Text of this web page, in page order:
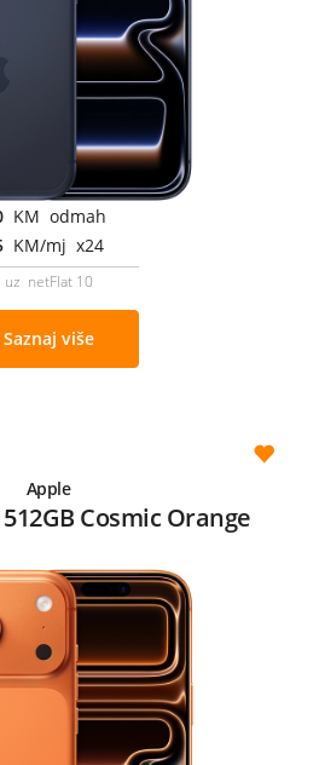
KM odmah
KM/mj x24
uz netFlat 10
Saznaj više
Apple
Cosmic Orange